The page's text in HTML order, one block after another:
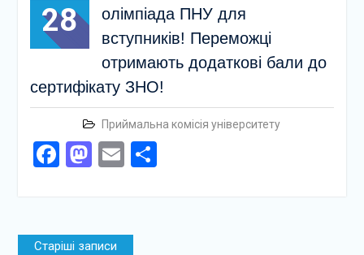
28
олімпіада ПНУ для
вступників! Переможці
отримають додаткові бали до
сертифікату ЗНО!
Приймальна комісія університету
Facebook
Mastodon
EmailПоділитися
Навігація
Старіші записи